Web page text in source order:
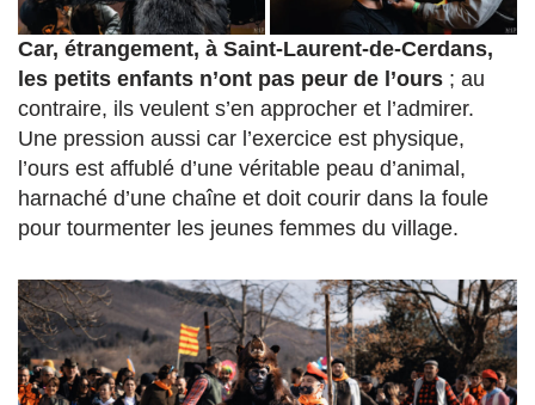
Car, étrangement, à Saint-Laurent-de-Cerdans,
les petits enfants n’ont pas peur de l’ours ; au
contraire, ils veulent s’en approcher et l’admirer.
Une pression aussi car l’exercice est physique,
l’ours est affublé d’une véritable peau d’animal,
harnaché d’une chaîne et doit courir dans la foule
pour tourmenter les jeunes femmes du village.